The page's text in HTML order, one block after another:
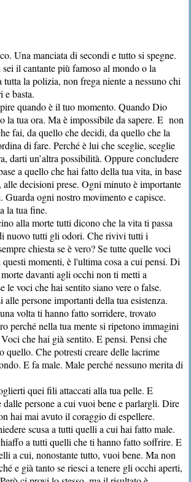
Una manciata di secondi e tutto si spegne.
il cantante più famoso al mondo o la
tutta la polizia, non frega niente a nessuno chi
basta.
quando è il tuo momento. Quando Dio
la tua ora. Ma è impossibile da sapere. E non
fai, da quello che decidi, da quello che la
di fare. Perché è lui che sceglie, sceglie
darti un’altra possibilità. Oppure concludere
a quello che hai fatto della tua vita, in base
decisioni prese. Ogni minuto è importante
Guarda ogni nostro movimento e capisce.
la tua fine.
alla morte tutti dicono che la vita ti passa
nuovo tutti gli odori. Che rivivi tutti i
chiesta se è vero? Se tutte quelle voci
momenti, è l'ultima cosa a cui pensi. Di
davanti agli occhi non ti metti a
le voci che hai sentito siano vere o false.
alle persone importanti della tua esistenza.
volta ti hanno fatto sorridere, trovato
perché nella tua mente si ripetono immagini
che hai già sentito. E pensi. Pensi che
quello. Che potresti creare delle lacrime
E fa male. Male perché nessuno merita di
quei fili attaccati alla tua pelle. E
persone a cui vuoi bene e parlargli. Dire
hai mai avuto il coraggio di espellere.
scusa a tutti quelli a cui hai fatto male.
a tutti quelli che ti hanno fatto soffrire. E
a cui, nonostante tutto, vuoi bene. Ma non
e già tanto se riesci a tenere gli occhi aperti,